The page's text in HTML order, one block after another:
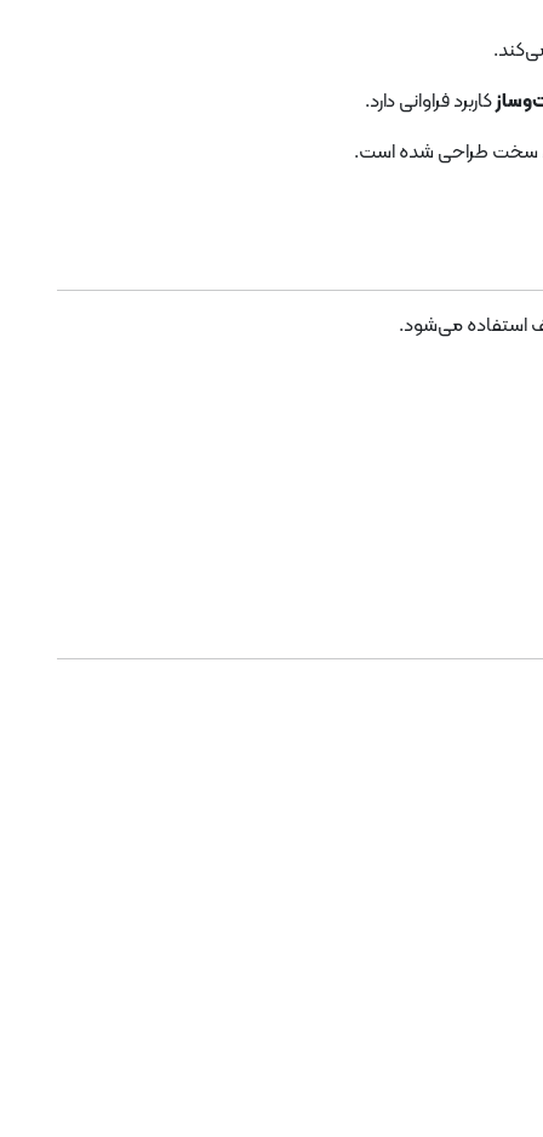
کاربرد فراوانی دارد.
سخت طراحی شده است.
استفاده می‌شود.